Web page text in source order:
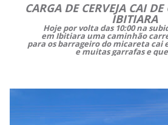
CARGA DE CERVEJA CAI
IBITIARA
Hoje por volta das 10:00 na
em Ibitiara uma caminhão
para os barrageiro do micareta cai
e muitas garrafas e